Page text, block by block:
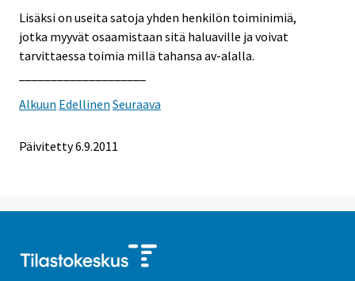
Lisäksi on useita satoja yhden henkilön toiminimiä,
jotka myyvät osaamistaan sitä haluaville ja voivat
tarvittaessa toimia millä tahansa av-alalla.
Alkuun Edellinen Seuraava
Päivitetty 6.9.2011